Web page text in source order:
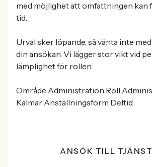
med möjlighet att omfattningen kan
tid.
Urval sker löpande, så vänta inte
din ansökan. Vi lägger stor vikt vid
lämplighet för rollen.
Område Administration Roll
Kalmar Anställningsform Deltid
ANSÖK TILL